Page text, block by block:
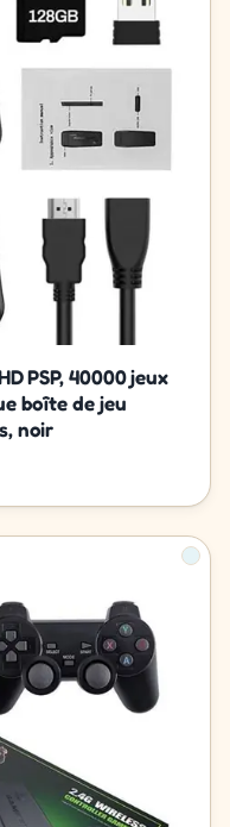
PSP, 40000 jeux
boîte de jeu
noir